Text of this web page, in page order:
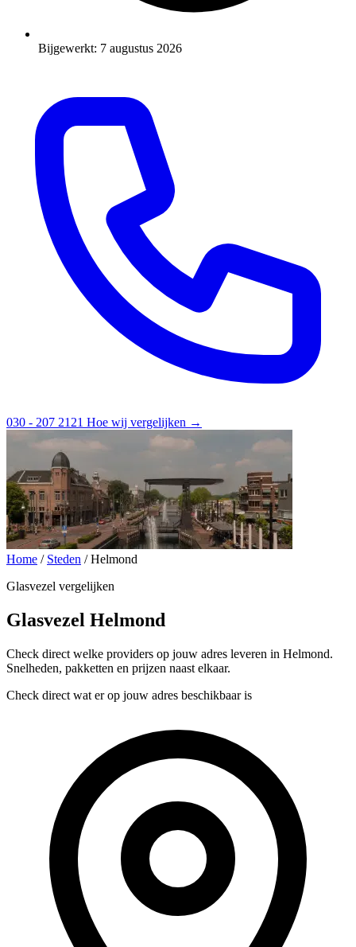
Bijgewerkt: 7 augustus 2026
030 - 207 2121 Hoe wij vergelijken →
Home / Steden / Helmond
Glasvezel vergelijken
Glasvezel Helmond
Check direct welke providers op jouw adres leveren in Helmond.
Snelheden, pakketten en prijzen naast elkaar.
Check direct wat er op jouw adres beschikbaar is